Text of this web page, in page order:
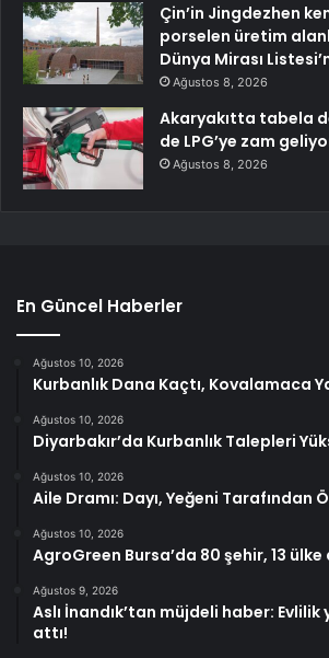
Çin’in Jingdezhen
porselen üretim
Dünya Mirası
Ağustos 8, 2026
Akaryakıtta tabela
de LPG’ye zam
Ağustos 8, 2026
En Güncel Haberler
Ağustos 10, 2026
Kurbanlık Dana Kaçtı, Kovalamaca
Ağustos 10, 2026
Diyarbakır’da Kurbanlık Talepleri
Ağustos 10, 2026
Aile Dramı: Dayı, Yeğeni Tarafından
Ağustos 10, 2026
AgroGreen Bursa’da 80 şehir, 13
Ağustos 9, 2026
Aslı İnandık’tan müjdeli haber: Evlilik
attı!